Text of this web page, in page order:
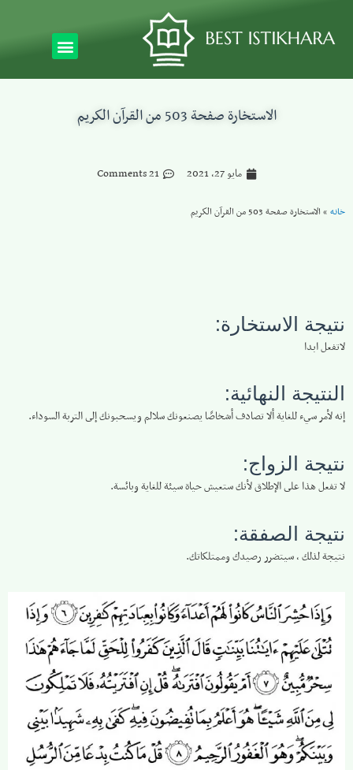
الاستخارة صفحة 503 من القرآن الكريم
مايو 27, 2021 21 Comments
خانه » الاستخارة صفحة 503 من القرآن الكريم
نتيجة الاستخارة:
لاتفعل ابدا
النتيجة النهائية:
إنه لأمر سيء للغاية ألا تصادف أشخاصًا يصنعونك سلالم ويسحبونك إلى التربة السوداء.
نتيجة الزواج:
لا تفعل هذا على الإطلاق لأنك ستعيش حياة سيئة للغاية وبائسة.
نتيجة الصفقة:
نتيجة لذلك ، سيتضرر رصيدك وممتلكاتك.